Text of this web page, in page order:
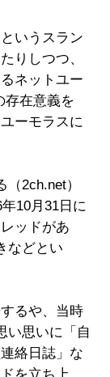
いうスラン
りしつつ、
ネットユー
存在意義を
ーモラスに
2ch.net）
10月31日に
ッドがあ
などとい
るや、当時
い思いに「自
絡日誌」な
を立ち上